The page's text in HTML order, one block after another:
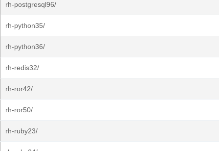
rh-postgresql96/
rh-python35/
rh-python36/
rh-redis32/
rh-ror42/
rh-ror50/
rh-ruby23/